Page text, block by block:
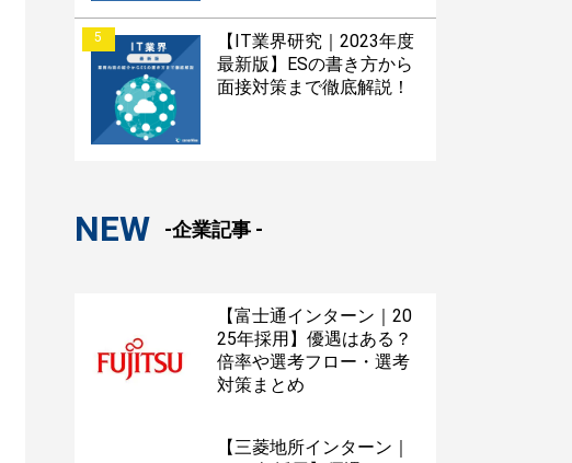
5
【IT業界研究｜2023年度
最新版】ESの書き方から
面接対策まで徹底解説！
NEW -企業記事 -
【富士通インターン｜20
25年採用】優遇はある？
倍率や選考フロー・選考
対策まとめ
【三菱地所インターン｜